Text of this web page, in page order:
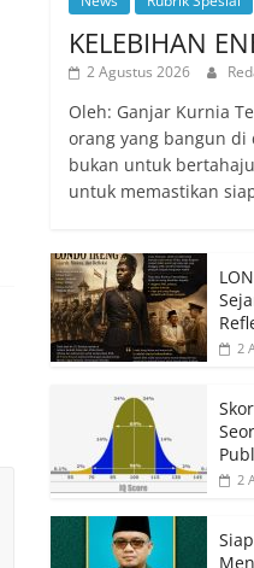
KELEBIHAN
2 Agustus 2026
Oleh: Ganjar Kurnia
orang yang bangun
bukan untuk
untuk memastikan
2
2